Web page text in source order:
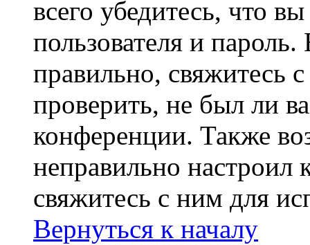
всего убедитесь, что
пользователя и
правильно, свяжитесь
проверить, не был ли
конференции. Также
неправильно
свяжитесь с ним для
Вернуться к началу